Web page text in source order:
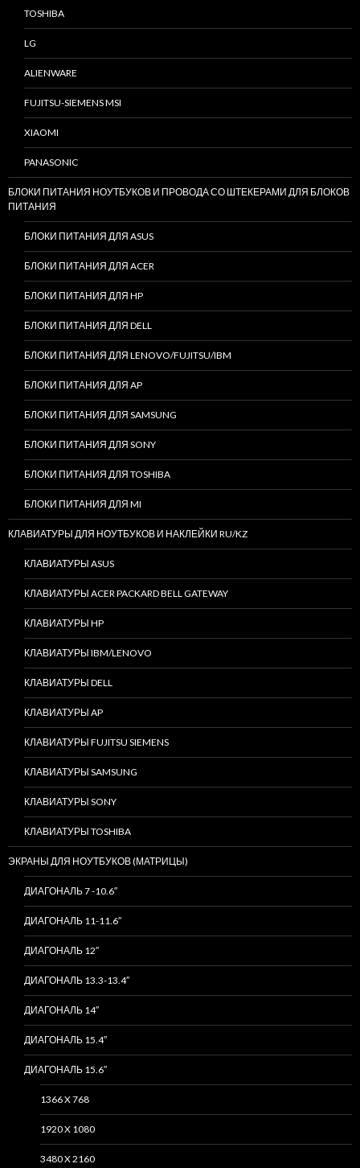
TOSHIBA
LG
ALIENWARE
FUJITSU-SIEMENS MSI
XIAOMI
PANASONIC
БЛОКИ ПИТАНИЯ НОУТБУКОВ И ПРОВОДА СО ШТЕКЕРАМИ ДЛЯ БЛОКОВ
ПИТАНИЯ
БЛОКИ ПИТАНИЯ ДЛЯ ASUS
БЛОКИ ПИТАНИЯ ДЛЯ ACER
БЛОКИ ПИТАНИЯ ДЛЯ HP
БЛОКИ ПИТАНИЯ ДЛЯ DELL
БЛОКИ ПИТАНИЯ ДЛЯ LENOVO/FUJITSU/IBM
БЛОКИ ПИТАНИЯ ДЛЯ AP
БЛОКИ ПИТАНИЯ ДЛЯ SAMSUNG
БЛОКИ ПИТАНИЯ ДЛЯ SONY
БЛОКИ ПИТАНИЯ ДЛЯ TOSHIBA
БЛОКИ ПИТАНИЯ ДЛЯ MI
КЛАВИАТУРЫ ДЛЯ НОУТБУКОВ И НАКЛЕЙКИ RU/KZ
КЛАВИАТУРЫ ASUS
КЛАВИАТУРЫ ACER PACKARD BELL GATEWAY
КЛАВИАТУРЫ HP
КЛАВИАТУРЫ IBM/LENOVO
КЛАВИАТУРЫ DELL
КЛАВИАТУРЫ AP
КЛАВИАТУРЫ FUJITSU SIEMENS
КЛАВИАТУРЫ SAMSUNG
КЛАВИАТУРЫ SONY
КЛАВИАТУРЫ TOSHIBA
ЭКРАНЫ ДЛЯ НОУТБУКОВ (МАТРИЦЫ)
ДИАГОНАЛЬ 7 -10.6″
ДИАГОНАЛЬ 11-11.6″
ДИАГОНАЛЬ 12″
ДИАГОНАЛЬ 13.3-13.4″
ДИАГОНАЛЬ 14″
ДИАГОНАЛЬ 15.4″
ДИАГОНАЛЬ 15.6″
1366 X 768
1920 X 1080
3480 X 2160